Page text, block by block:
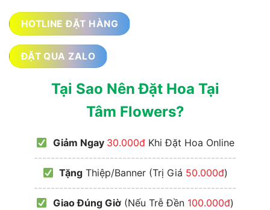
HOTLINE ĐẶT HÀNG
ĐẶT QUA ZALO
Tại Sao Nên Đặt Hoa Tại
Tâm Flowers?
Giảm Ngay 30.000đKhi Đặt Hoa Online
------------------------------------------------
TặngThiệp/Banner (Trị Giá 50.000đ)
------------------------------------------------
Giao Đúng Giờ (Nếu Trễ Đền 100.000đ)